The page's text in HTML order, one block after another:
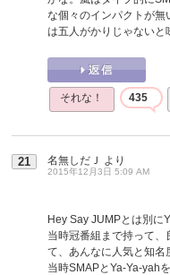
な個々のインパクトが
は五人がかりじゃないと
それな！ 435
21 名無しだＪ より
2015年12月3日 5:09 AM
Hey Say JUMPとは別に
当時冠番組まで持って
て、あんなに人気と知名
当時SMAPとYa-Ya-yah